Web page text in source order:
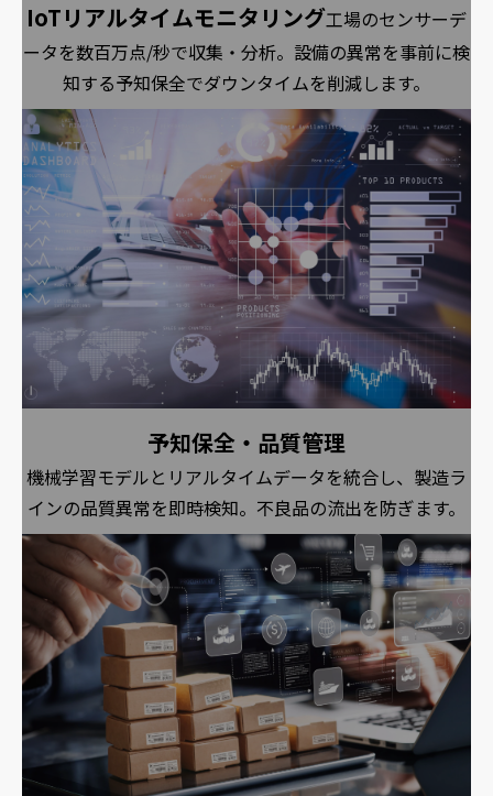
IoTリアルタイムモニタリング工場のセンサーデ
ータを数百万点/秒で収集・分析。設備の異常を事前に検
知する予知保全でダウンタイムを削減します。
予知保全・品質管理
機械学習モデルとリアルタイムデータを統合し、製造ラ
インの品質異常を即時検知。不良品の流出を防ぎます。